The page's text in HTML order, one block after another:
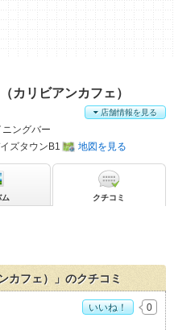
カリビアンカフェ）
ニングバー
ズタウンB1 地図を見る
店舗情報を見る
ム クチコミ
カフェ）」のクチコミ
いいね！ 0